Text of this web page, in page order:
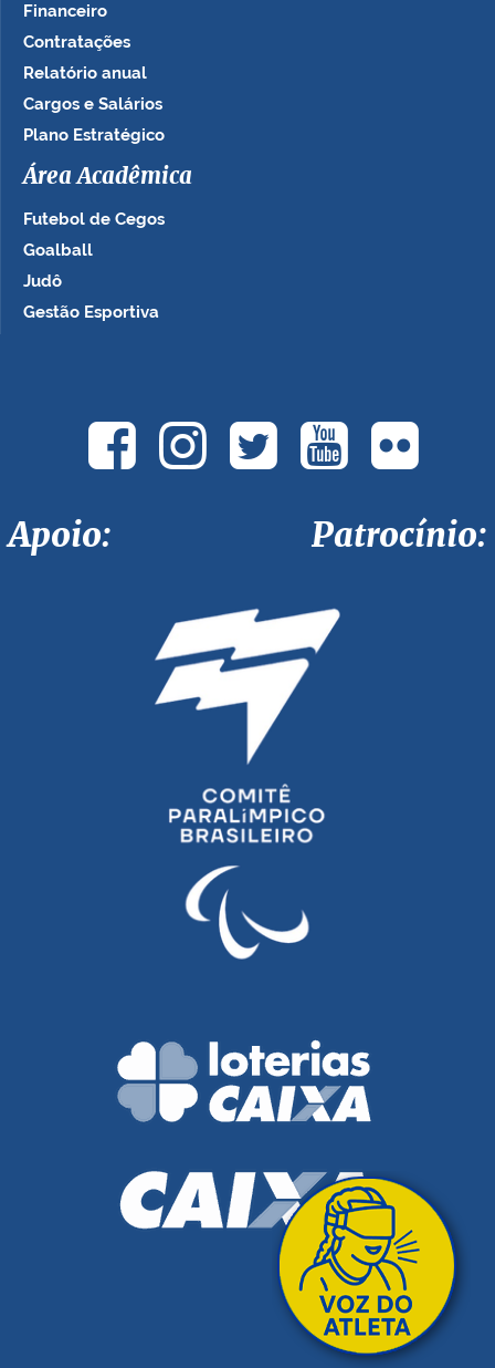
Financeiro
Contratações
Relatório anual
Cargos e Salários
Plano Estratégico
Área Acadêmica
Futebol de Cegos
Goalball
Judô
Gestão Esportiva
Apoio: Patrocínio: